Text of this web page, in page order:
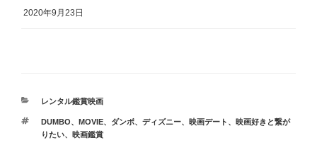
2020年9月23日
カ
ゴ
リ
レンタル鑑賞映画
タ
グ
DUMBO、 MOVIE、 ダンボ、 ディズニー、 映画デート 、
映画好きと繋が
りたい、 映画鑑賞